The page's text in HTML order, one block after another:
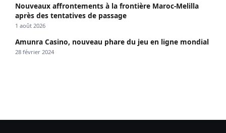
Nouveaux affrontements à la frontière Maroc-Melilla
après des tentatives de passage
1 août 2026
Amunra Casino, nouveau phare du jeu en ligne mondial
28 février 2024